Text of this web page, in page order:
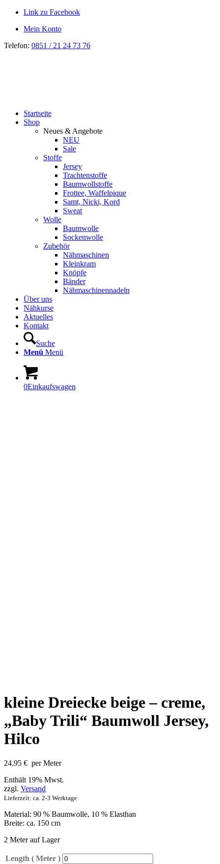
Link zu Facebook
Mein Konto
Telefon: 0851 / 21 24 73 76
Startseite
Shop
Neues & Angebote
NEU
Sale
Stoffe
Jersey
Trachtenstoffe
Baumwollstoffe
Frottee, Waffelpique
Samt, Nicki, Kord
Sweat
Wolle
Baumwolle
Sockenwolle
Zubehör
Nähmaschinen
Kleinkram
Knöpfe
Bänder
Nähmaschinennadeln
Über uns
Nähkurse
Aktuelles
Kontakt
Suche
Menü Menü
0Einkaufswagen
kleine Dreiecke beige – creme,
„Baby Trili“ Baumwoll Jersey,
Hilco
24,95 € per Meter
Enthält 19% Mwst.
zzgl. Versand
Lieferzeit: ca. 2-3 Werktage
Material: 90 % Baumwolle, 10 % Elasthan
Breite: ca. 150 cm
2 Meter auf Lager
Length ( Meter )